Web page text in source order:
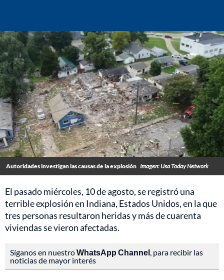
Autoridades investigan las causas de la explosión Imagen: Usa Today Network
El pasado miércoles, 10 de agosto, se registró una
terrible explosión en Indiana, Estados Unidos, en la que
tres personas resultaron heridas y más de cuarenta
viviendas se vieron afectadas.
Síganos en nuestroWhatsApp Channel, para recibir las
noticias de mayor interés